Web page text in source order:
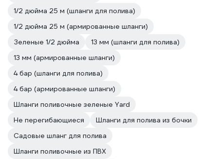
1/2 дюйма 25 м (шланги для полива)
1/2 дюйма 25 м (армированные шланги)
Зеленые 1/2 дюйма
13 мм (шланги для полива)
13 мм (армированные шланги)
4 бар (шланги для полива)
4 бар (армированные шланги)
Шланги поливочные зеленые Yard
Не перегибающиеся
Шланги для полива из бочки
Садовые шланг для полива
Шланги поливочные из ПВХ